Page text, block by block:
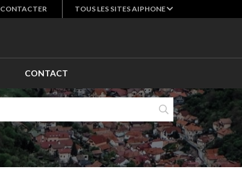
CONTACTER TOUS LES SITES AIPHONE
CONTACT